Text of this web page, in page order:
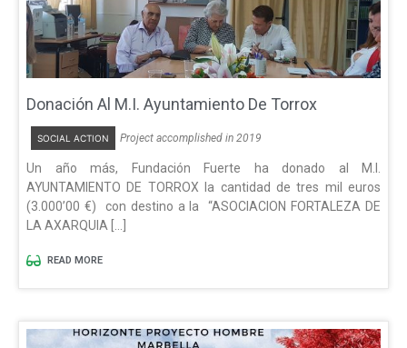
Donación Al M.I. Ayuntamiento De Torrox
SOCIAL ACTION Project accomplished in 2019
Un año más, Fundación Fuerte ha donado al M.I.
AYUNTAMIENTO DE TORROX la cantidad de tres mil euros
(3.000’00 €) con destino a la “ASOCIACION FORTALEZA DE
LA AXARQUIA […]
READ MORE